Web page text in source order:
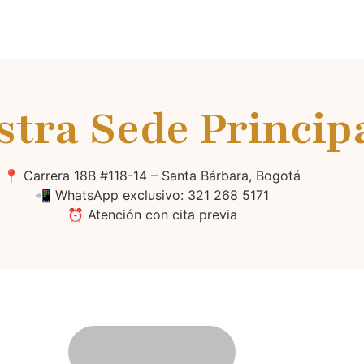
Sede
📍 Carrera 18B #118-14 – Santa Bárbara, Bogotá
📲 WhatsApp exclusivo: 321 268 5171
⏰ Atención con cita previa